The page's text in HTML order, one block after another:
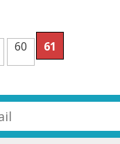
60 61